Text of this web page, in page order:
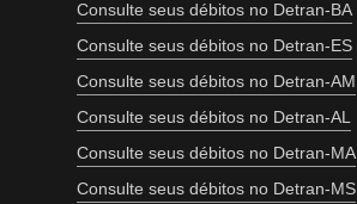
Consulte seus débitos no Detran-BA
Consulte seus débitos no Detran-ES
Consulte seus débitos no Detran-AM
Consulte seus débitos no Detran-AL
Consulte seus débitos no Detran-MA
Consulte seus débitos no Detran-MS